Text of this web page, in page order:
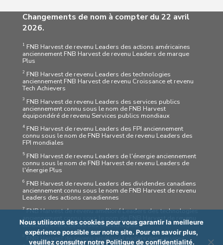
Changements de nom à compter du 22 avril
2026.
1 FNB Harvest de revenu Leaders des actions américaines
anciennement FNB Harvest de revenu Leaders de marque
Plus
2 FNB Harvest de revenu Leaders des technologies
anciennement FNB Harvest de revenu Croissance et revenu
Tech Achievers
3 FNB Harvest de revenu Leaders des services publics
anciennement connu sous le nom de FNB Harvest
équipondéré de revenu Services publics mondiaux
4FNB Harvest de revenu Leaders des FPI anciennement
connu sous le nom de FNB Harvest de revenu Leaders des
FPI mondiales
5FNB Harvest de revenu Leaders de l'énergie anciennement
connu sous le nom de FNB Harvest de revenu Leaders de
l'énergie Plus
6 FNB Harvest de revenu Leaders des dividendes canadiens
anciennement connu sous le nom de FNB Harvest de revenu
Leaders des actions canadiennes
7FNB Harvest de revenu amélioré Leaders des technologies
anciennement connu sous le nom de FNB Harvest de revenu
amélioré Chefs de file des technologies
FNB Harvest de revenu amélioré Leaders des services
Nous utilisons des cookies pour vous garantir la meilleure
expérience possible sur notre site. Pour en savoir plus,
veuillez consulter notrePolitique de confidentialité.